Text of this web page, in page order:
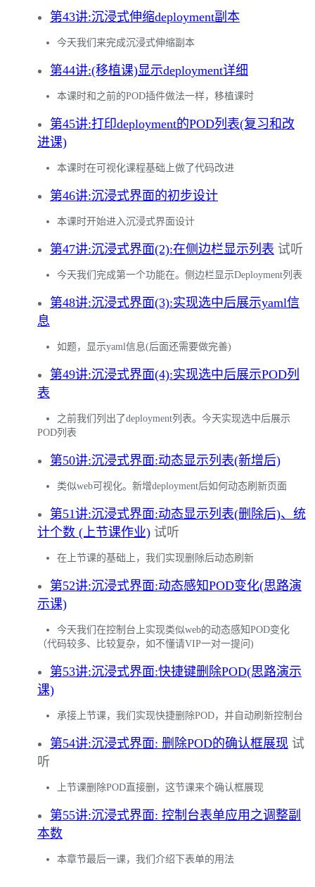
第43讲:沉浸式伸缩deployment副本
今天我们来完成沉浸式伸缩副本
第44讲:(移植课)显示deployment详细
本课时和之前的POD插件做法一样，移植课时
第45讲:打印deployment的POD列表(复习和改
进课)
本课时在可视化课程基础上做了代码改进
第46讲:沉浸式界面的初步设计
本课时开始进入沉浸式界面设计
第47讲:沉浸式界面(2):在侧边栏显示列表 试听
今天我们完成第一个功能在。侧边栏显示Deployment列表
第48讲:沉浸式界面(3):实现选中后展示yaml信
息
如题，显示yaml信息(后面还需要做完善)
第49讲:沉浸式界面(4):实现选中后展示POD列
表
之前我们列出了deployment列表。今天实现选中后展示
POD列表
第50讲:沉浸式界面:动态显示列表(新增后)
类似web可视化。新增deployment后如何动态刷新页面
第51讲:沉浸式界面:动态显示列表(删除后)、统
计个数 (上节课作业) 试听
在上节课的基础上，我们实现删除后动态刷新
第52讲:沉浸式界面:动态感知POD变化(思路演
示课)
今天我们在控制台上实现类似web的动态感知POD变化
（代码较多、比较复杂，如不懂请VIP一对一提问)
第53讲:沉浸式界面:快捷键删除POD(思路演示
课)
承接上节课，我们实现快捷删除POD，并自动刷新控制台
第54讲:沉浸式界面: 删除POD的确认框展现 试
听
上节课删除POD直接删，这节课来个确认框展现
第55讲:沉浸式界面: 控制台表单应用之调整副
本数
本章节最后一课，我们介绍下表单的用法